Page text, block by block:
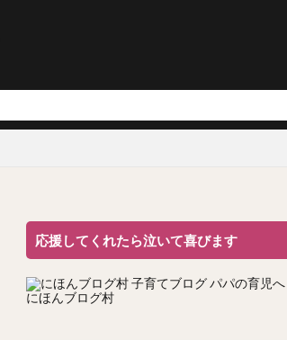
応援してくれたら泣いて喜びます
にほんブログ村